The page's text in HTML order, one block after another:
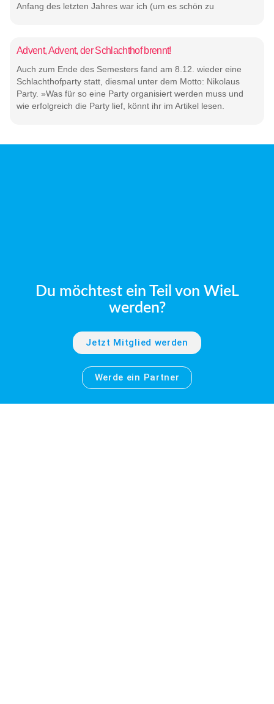
Anfang des letzten Jahres war ich (um es schön zu
Advent, Advent, der Schlachthof brennt!
Auch zum Ende des Semesters fand am 8.12. wieder eine
Schlachthofparty statt, diesmal unter dem Motto: Nikolaus
Party. »Was für so eine Party organisiert werden muss und
wie erfolgreich die Party lief, könnt ihr im Artikel lesen.
Du möchtest ein Teil von WieL
werden?
Jetzt Mitglied werden
Werde ein Partner